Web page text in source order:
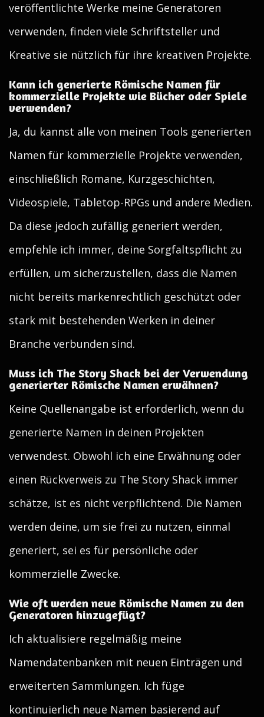
veröffentlichte Werke meine Generatoren
verwenden, finden viele Schriftsteller und
Kreative sie nützlich für ihre kreativen Projekte.
Kann ich generierte Römische Namen für
kommerzielle Projekte wie Bücher oder Spiele
verwenden?
Ja, du kannst alle von meinen Tools generierten
Namen für kommerzielle Projekte verwenden,
einschließlich Romane, Kurzgeschichten,
Videospiele, Tabletop-RPGs und andere Medien.
Da diese jedoch zufällig generiert werden,
empfehle ich immer, deine Sorgfaltspflicht zu
erfüllen, um sicherzustellen, dass die Namen
nicht bereits markenrechtlich geschützt oder
stark mit bestehenden Werken in deiner
Branche verbunden sind.
Muss ich The Story Shack bei der Verwendung
generierter Römische Namen erwähnen?
Keine Quellenangabe ist erforderlich, wenn du
generierte Namen in deinen Projekten
verwendest. Obwohl ich eine Erwähnung oder
einen Rückverweis zu The Story Shack immer
schätze, ist es nicht verpflichtend. Die Namen
werden deine, um sie frei zu nutzen, einmal
generiert, sei es für persönliche oder
kommerzielle Zwecke.
Wie oft werden neue Römische Namen zu den
Generatoren hinzugefügt?
Ich aktualisiere regelmäßig meine
Namendatenbanken mit neuen Einträgen und
erweiterten Sammlungen. Ich füge
kontinuierlich neue Namen basierend auf